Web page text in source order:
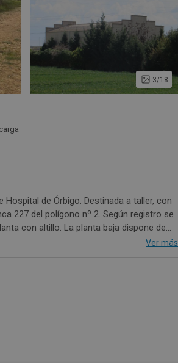
3/18
de Órbigo. Destinada a taller, con
del polígono nº 2. Según registro se
con altillo. La planta baja dispone de
un zona de almacenamiento con acceso
Ver más